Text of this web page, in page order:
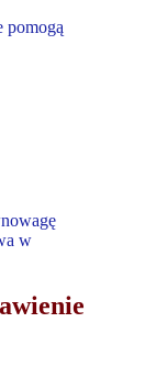
pomogą
w